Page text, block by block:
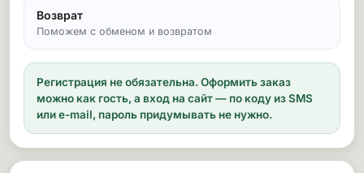
Возврат
Поможем с обменом и возвратом
Регистрация не обязательна. Оформить заказ
можно как гость, а вход на сайт — по коду из SMS
или e-mail, пароль придумывать не нужно.